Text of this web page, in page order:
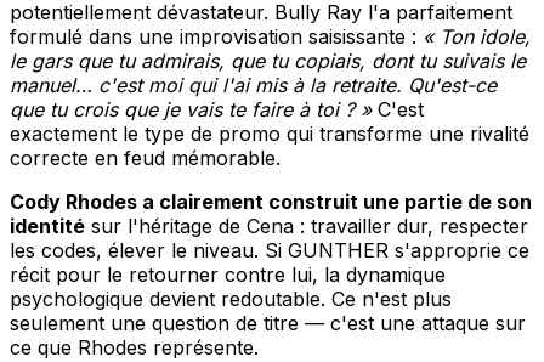
potentiellement dévastateur. Bully Ray l'a parfaitement
formulé dans une improvisation saisissante : « Ton idole,
le gars que tu admirais, que tu copiais, dont tu suivais le
manuel… c'est moi qui l'ai mis à la retraite. Qu'est-ce
que tu crois que je vais te faire à toi ? »C'est
exactement le type de promo qui transforme une rivalité
correcte en feud mémorable.
Cody Rhodes a clairement construit une partie de son
identité sur l'héritage de Cena : travailler dur, respecter
les codes, élever le niveau. Si GUNTHER s'approprie ce
récit pour le retourner contre lui, la dynamique
psychologique devient redoutable. Ce n'est plus
seulement une question de titre — c'est une attaque sur
ce que Rhodes représente.